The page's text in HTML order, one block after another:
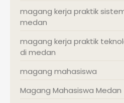
magang kerja praktik
medan
magang kerja praktik
di medan
magang mahasiswa
Magang Mahasiswa Medan